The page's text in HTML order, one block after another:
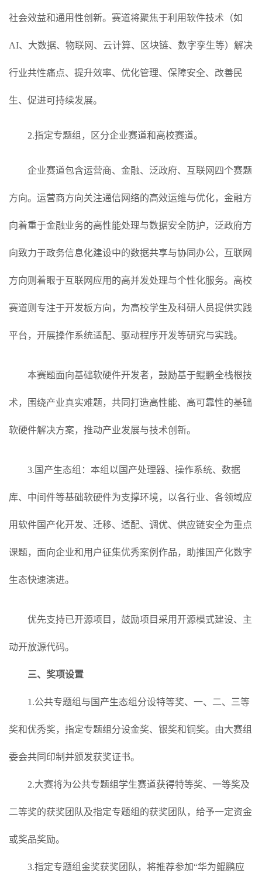
社会效益和通用性创新。赛道将聚焦于利用软件技术（如
AI、大数据、物联网、云计算、区块链、数字孪生等）解决
行业共性痛点、提升效率、优化管理、保障安全、改善民
生、促进可持续发展。
2.指定专题组，区分企业赛道和高校赛道。
企业赛道包含运营商、金融、泛政府、互联网四个赛题
方向。运营商方向关注通信网络的高效运维与优化，金融方
向着重于金融业务的高性能处理与数据安全防护，泛政府方
向致力于政务信息化建设中的数据共享与协同办公，互联网
方向则着眼于互联网应用的高并发处理与个性化服务。高校
赛道则专注于开发板方向，为高校学生及科研人员提供实践
平台，开展操作系统适配、驱动程序开发等研究与实践。
本赛题面向基础软硬件开发者，鼓励基于鲲鹏全栈根技
术，围绕产业真实难题，共同打造高性能、高可靠性的基础
软硬件解决方案，推动产业发展与技术创新。
3.国产生态组：本组以国产处理器、操作系统、数据
库、中间件等基础软硬件为支撑环境，以各行业、各领域应
用软件国产化开发、迁移、适配、调优、供应链安全为重点
课题，面向企业和用户征集优秀案例作品，助推国产化数字
生态快速演进。
优先支持已开源项目，鼓励项目采用开源模式建设、主
动开放源代码。
三、奖项设置
1.公共专题组与国产生态组分设特等奖、一、二、三等
奖和优秀奖，指定专题组分设金奖、银奖和铜奖。由大赛组
委会共同印制并颁发获奖证书。
2.大赛将为公共专题组学生赛道获得特等奖、一等奖及
二等奖的获奖团队及指定专题组的获奖团队，给予一定资金
或奖品奖励。
3.指定专题组金奖获奖团队，将推荐参加“华为鲲鹏应